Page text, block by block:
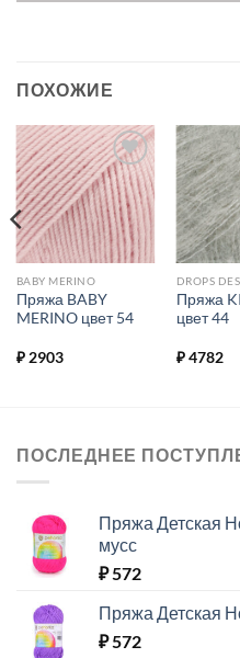
ПОХОЖИЕ
Добавить в
избранное.
BABY MERINO
Пряжа BABY
MERINO цвет 54
₽2903
DROPS
Пряжа
цвет 44
₽4782
ПОСЛЕДНЕЕ
Пряжа Детская
мусс
₽572
Пряжа Детская
₽572